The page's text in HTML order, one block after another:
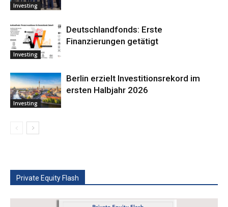
Investing
Investing
Deutschlandfonds: Erste
Finanzierungen getätigt
Investing
Berlin erzielt Investitionsrekord im
ersten Halbjahr 2026
Private Equity Flash